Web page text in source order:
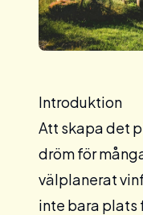
Introduktion
Att skapa det
dröm för
välplanerat
inte bara plats